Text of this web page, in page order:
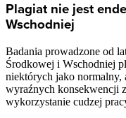
Plagiat nie jest
Wschodniej
Badania prowadzone od
Środkowej i Wschodniej
niektórych jako normalny,
wyraźnych konsekwencji
wykorzystanie cudzej